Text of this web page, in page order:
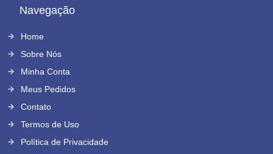
Navegação
Home
Sobre Nós
Minha Conta
Meus Pedidos
Contato
Termos de Uso
Política de Privacidade